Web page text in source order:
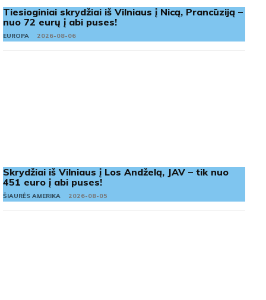
Tiesioginiai skrydžiai iš Vilniaus į Nicą, Prancūziją –
nuo 72 eurų į abi puses!
EUROPA 2026-08-06
Skrydžiai iš Vilniaus į Los Andželą, JAV – tik nuo
451 euro į abi puses!
ŠIAURĖS AMERIKA 2026-08-05